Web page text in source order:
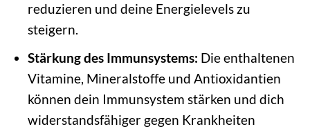
reduzieren und deine Energielevels zu
steigern.
Stärkung des Immunsystems: Die enthaltenen
Vitamine, Mineralstoffe und Antioxidantien
können dein Immunsystem stärken und dich
widerstandsfähiger gegen Krankheiten